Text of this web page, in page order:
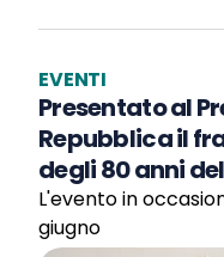
EVENTI
Presentato al
Repubblica il
degli 80 anni
L'evento in
giugno